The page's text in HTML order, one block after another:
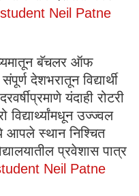
Neil Patne
बॅचलर ऑफ
देशभरातून विद्यार्थी
यंदाही रोटरी
विद्यार्थ्यांमधून उज्ज्वल
आपले स्थान निश्चित
प्रवेशास पात्र
Neil Patne